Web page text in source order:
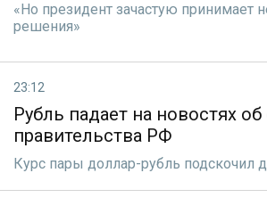
«Но президент зачастую принимает
решения»
23:12
Рубль падает на новостях об
правительства РФ
Курс пары доллар-рубль подскочил